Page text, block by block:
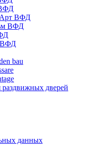
Арт ВФД
ВФД
ВФД
bau
дверей
данных